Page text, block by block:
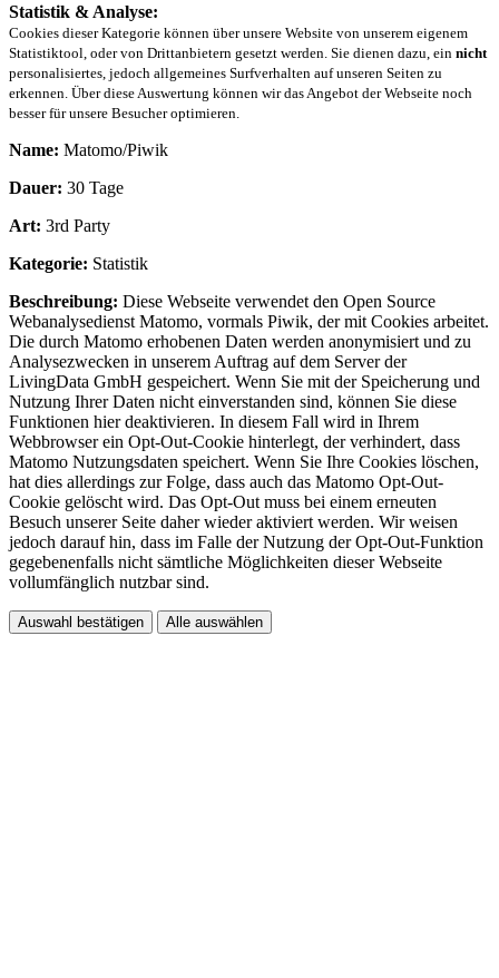
Statistik & Analyse:
Cookies dieser Kategorie können über unsere Website von unserem eigenem
Statistiktool, oder von Drittanbietern gesetzt werden. Sie dienen dazu, ein nicht
personalisiertes, jedoch allgemeines Surfverhalten auf unseren Seiten zu
erkennen. Über diese Auswertung können wir das Angebot der Webseite noch
besser für unsere Besucher optimieren.
Name: Matomo/Piwik
Dauer: 30 Tage
Art: 3rd Party
Kategorie: Statistik
Beschreibung: Diese Webseite verwendet den Open Source
Webanalysedienst Matomo, vormals Piwik, der mit Cookies arbeitet.
Die durch Matomo erhobenen Daten werden anonymisiert und zu
Analysezwecken in unserem Auftrag auf dem Server der
LivingData GmbH gespeichert. Wenn Sie mit der Speicherung und
Nutzung Ihrer Daten nicht einverstanden sind, können Sie diese
Funktionen hier deaktivieren. In diesem Fall wird in Ihrem
Webbrowser ein Opt-Out-Cookie hinterlegt, der verhindert, dass
Matomo Nutzungsdaten speichert. Wenn Sie Ihre Cookies löschen,
hat dies allerdings zur Folge, dass auch das Matomo Opt-Out-
Cookie gelöscht wird. Das Opt-Out muss bei einem erneuten
Besuch unserer Seite daher wieder aktiviert werden. Wir weisen
jedoch darauf hin, dass im Falle der Nutzung der Opt-Out-Funktion
gegebenenfalls nicht sämtliche Möglichkeiten dieser Webseite
vollumfänglich nutzbar sind.
Auswahl bestätigen Alle auswählen